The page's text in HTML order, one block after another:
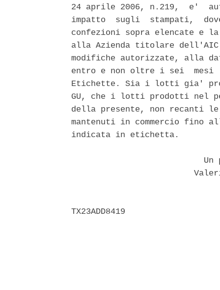
24 aprile 2006, n.219,  e'
impatto  sugli  stampati,
confezioni sopra elencate
alla Azienda titolare
modifiche autorizzate, alla
entro e non oltre i sei  mesi
Etichette. Sia i lotti gia'
GU, che i lotti prodotti nel
della presente, non recanti le
mantenuti in commercio fino
indicata in etichetta.
Un